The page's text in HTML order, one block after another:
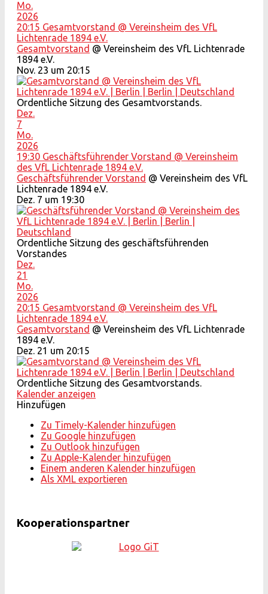
Mo.
2026
20:15 Gesamtvorstand @ Vereinsheim des VfL
Lichtenrade 1894 e.V.
Gesamtvorstand @ Vereinsheim des VfL Lichtenrade
1894 e.V.
Nov. 23 um 20:15
Ordentliche Sitzung des Gesamtvorstands.
Dez.
7
Mo.
2026
19:30 Geschäftsführender Vorstand @ Vereinsheim
des VfL Lichtenrade 1894 e.V.
Geschäftsführender Vorstand @ Vereinsheim des VfL
Lichtenrade 1894 e.V.
Dez. 7 um 19:30
Ordentliche Sitzung des geschäftsführenden
Vorstandes
Dez.
21
Mo.
2026
20:15 Gesamtvorstand @ Vereinsheim des VfL
Lichtenrade 1894 e.V.
Gesamtvorstand @ Vereinsheim des VfL Lichtenrade
1894 e.V.
Dez. 21 um 20:15
Ordentliche Sitzung des Gesamtvorstands.
Kalender anzeigen
Hinzufügen
Zu Timely-Kalender hinzufügen
Zu Google hinzufügen
Zu Outlook hinzufügen
Zu Apple-Kalender hinzufügen
Einem anderen Kalender hinzufügen
Als XML exportieren
Kooperationspartner